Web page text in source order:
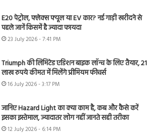
E20 पेट्रोल, फ्लेक्स फ्यूल या EV कार? नई गाड़ी खरीदने से
पहले जानें किसमें है ज्यादा फायदा
23 July 2026 - 7:41 PM
Triumph की लिमिटेड एडिशन बाइक लॉन्च के लिए तैयार, 21
लाख रुपये कीमत में मिलेंगे प्रीमियम फीचर्स
16 July 2026 - 3:17 PM
जानिए Hazard Light का क्या काम है, कब और कैसे करें
इसका इस्तेमाल, ज्यादातर लोग नहीं जानते सही तरीका
12 July 2026 - 6:14 PM